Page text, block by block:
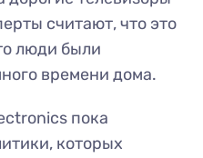
считают, что это
люди были
времени дома.
пока
которых